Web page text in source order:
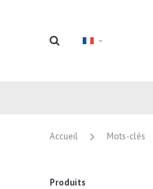
Accueil Mots-clés
Produits